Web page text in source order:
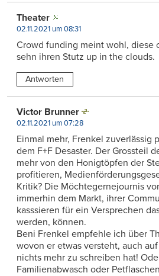
Theater
02.11.2021 um 08:31
Crowd funding meint wohl, diese
sehn ihren Stutz up in the clouds.
Antworten
Victor Brunner
02.11.2021 um 07:28
Einmal mehr, Frenkel zuverlässig
dem F+F Desaster. Der Grossteil
mehr von den Honigtöpfen der
profitieren,
Kritik? Die Möchtegernejournis
immerhin dem Markt, ihrer
kasssieren für ein Versprechen
werden, können.
Beni Frenkel empfehle ich über
wovon er etwas versteht, auch
nichts mehr zu schreiben hat!
Familienabwasch oder